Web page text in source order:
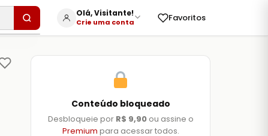
Olá, Visitante!
Crie uma conta Favoritos
Conteúdo bloqueado
Desbloqueie por R$ 9,90ou assine o
Premium para acessar todos.